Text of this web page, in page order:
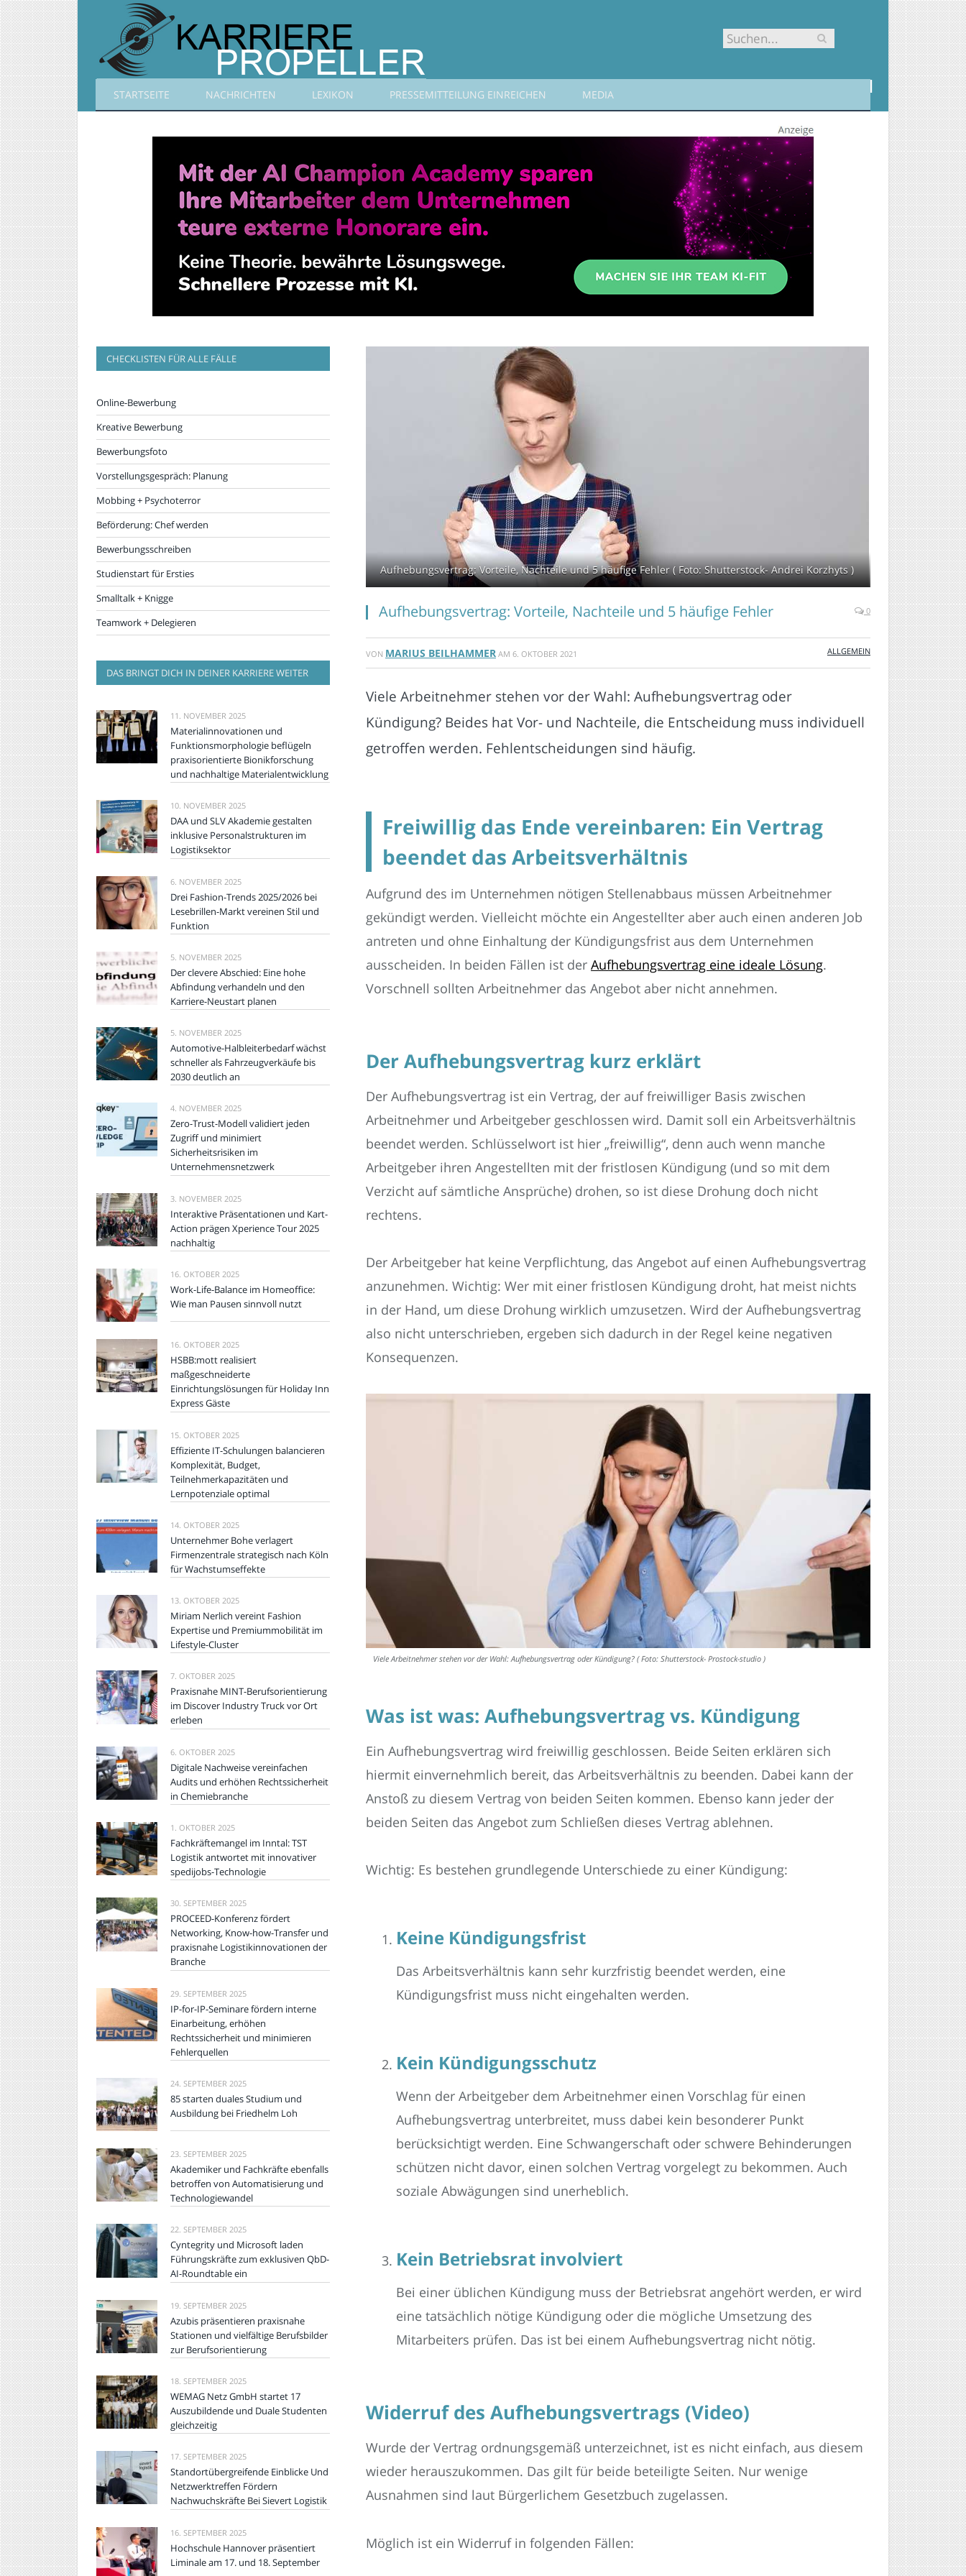
Karrierepropeller
STARTSEITE NACHRICHTEN LEXIKON PRESSEMITTEILUNG EINREICHEN MEDIA
Aufhebungsvertrag: Vorteile, Nachteile und 5 häufige Fehler ( Foto: Shutterstock- Andrei Korzhyts )
Aufhebungsvertrag: Vorteile, Nachteile und 5 häufige Fehler 0
VON MARIUS BEILHAMMER AM 6. OKTOBER 2021 ALLGEMEIN
Viele Arbeitnehmer stehen vor der Wahl: Aufhebungsvertrag oder
Kündigung? Beides hat Vor- und Nachteile, die Entscheidung muss individuell
getroffen werden. Fehlentscheidungen sind häufig.
Freiwillig das Ende vereinbaren: Ein Vertrag
beendet das Arbeitsverhältnis
Aufgrund des im Unternehmen nötigen Stellenabbaus müssen Arbeitnehmer
gekündigt werden. Vielleicht möchte ein Angestellter aber auch einen anderen Job
antreten und ohne Einhaltung der Kündigungsfrist aus dem Unternehmen
ausscheiden. In beiden Fällen ist der Aufhebungsvertrag eine ideale Lösung.
Vorschnell sollten Arbeitnehmer das Angebot aber nicht annehmen.
Der Aufhebungsvertrag kurz erklärt
Der Aufhebungsvertrag ist ein Vertrag, der auf freiwilliger Basis zwischen
Arbeitnehmer und Arbeitgeber geschlossen wird. Damit soll ein Arbeitsverhältnis
beendet werden. Schlüsselwort ist hier „freiwillig“, denn auch wenn manche
Arbeitgeber ihren Angestellten mit der fristlosen Kündigung (und so mit dem
Verzicht auf sämtliche Ansprüche) drohen, so ist diese Drohung doch nicht
rechtens.
Der Arbeitgeber hat keine Verpflichtung, das Angebot auf einen Aufhebungsvertrag
anzunehmen. Wichtig: Wer mit einer fristlosen Kündigung droht, hat meist nichts
in der Hand, um diese Drohung wirklich umzusetzen. Wird der Aufhebungsvertrag
also nicht unterschrieben, ergeben sich dadurch in der Regel keine negativen
Konsequenzen.
Viele Arbeitnehmer stehen vor der Wahl: Aufhebungsvertrag oder Kündigung? ( Foto: Shutterstock- Prostock-studio )
Was ist was: Aufhebungsvertrag vs. Kündigung
Ein Aufhebungsvertrag wird freiwillig geschlossen. Beide Seiten erklären sich
hiermit einvernehmlich bereit, das Arbeitsverhältnis zu beenden. Dabei kann der
Anstoß zu diesem Vertrag von beiden Seiten kommen. Ebenso kann jeder der
beiden Seiten das Angebot zum Schließen dieses Vertrag ablehnen.
Wichtig: Es bestehen grundlegende Unterschiede zu einer Kündigung:
Keine Kündigungsfrist
Das Arbeitsverhältnis kann sehr kurzfristig beendet werden, eine
Kündigungsfrist muss nicht eingehalten werden.
Kein Kündigungsschutz
Wenn der Arbeitgeber dem Arbeitnehmer einen Vorschlag für einen
Aufhebungsvertrag unterbreitet, muss dabei kein besonderer Punkt
berücksichtigt werden. Eine Schwangerschaft oder schwere Behinderungen
schützen nicht davor, einen solchen Vertrag vorgelegt zu bekommen. Auch
soziale Abwägungen sind unerheblich.
Kein Betriebsrat involviert
Bei einer üblichen Kündigung muss der Betriebsrat angehört werden, er wird
eine tatsächlich nötige Kündigung oder die mögliche Umsetzung des
Mitarbeiters prüfen. Das ist bei einem Aufhebungsvertrag nicht nötig.
Widerruf des Aufhebungsvertrags (Video)
Wurde der Vertrag ordnungsgemäß unterzeichnet, ist es nicht einfach, aus diesem
wieder herauszukommen. Das gilt für beide beteiligte Seiten. Nur wenige
Ausnahmen sind laut Bürgerlichem Gesetzbuch zugelassen.
Möglich ist ein Widerruf in folgenden Fällen:
CHECKLISTEN FÜR ALLE FÄLLE
Online-Bewerbung
Kreative Bewerbung
Bewerbungsfoto
Vorstellungsgespräch: Planung
Mobbing + Psychoterror
Beförderung: Chef werden
Bewerbungsschreiben
Studienstart für Ersties
Smalltalk + Knigge
Teamwork + Delegieren
DAS BRINGT DICH IN DEINER KARRIERE WEITER
11. NOVEMBER 2025
Materialinnovationen und
Funktionsmorphologie beflügeln
praxisorientierte Bionikforschung
und nachhaltige Materialentwicklung
10. NOVEMBER 2025
DAA und SLV Akademie gestalten
inklusive Personalstrukturen im
Logistiksektor
6. NOVEMBER 2025
Drei Fashion-Trends 2025/2026 bei
Lesebrillen-Markt vereinen Stil und
Funktion
5. NOVEMBER 2025
Der clevere Abschied: Eine hohe
Abfindung verhandeln und den
Karriere-Neustart planen
5. NOVEMBER 2025
Automotive-Halbleiterbedarf wächst
schneller als Fahrzeugverkäufe bis
2030 deutlich an
4. NOVEMBER 2025
Zero-Trust-Modell validiert jeden
Zugriff und minimiert
Sicherheitsrisiken im
Unternehmensnetzwerk
3. NOVEMBER 2025
Interaktive Präsentationen und Kart-
Action prägen Xperience Tour 2025
nachhaltig
16. OKTOBER 2025
Work-Life-Balance im Homeoffice:
Wie man Pausen sinnvoll nutzt
16. OKTOBER 2025
HSBB:mott realisiert
maßgeschneiderte
Einrichtungslösungen für Holiday Inn
Express Gäste
15. OKTOBER 2025
Effiziente IT-Schulungen balancieren
Komplexität, Budget,
Teilnehmerkapazitäten und
Lernpotenziale optimal
14. OKTOBER 2025
Unternehmer Bohe verlagert
Firmenzentrale strategisch nach Köln
für Wachstumseffekte
13. OKTOBER 2025
Miriam Nerlich vereint Fashion
Expertise und Premiummobilität im
Lifestyle-Cluster
7. OKTOBER 2025
Praxisnahe MINT-Berufsorientierung
im Discover Industry Truck vor Ort
erleben
6. OKTOBER 2025
Digitale Nachweise vereinfachen
Audits und erhöhen Rechtssicherheit
in Chemiebranche
1. OKTOBER 2025
Fachkräftemangel im Inntal: TST
Logistik antwortet mit innovativer
spedijobs-Technologie
30. SEPTEMBER 2025
PROCEED-Konferenz fördert
Networking, Know-how-Transfer und
praxisnahe Logistikinnovationen der
Branche
29. SEPTEMBER 2025
IP-for-IP-Seminare fördern interne
Einarbeitung, erhöhen
Rechtssicherheit und minimieren
Fehlerquellen
24. SEPTEMBER 2025
85 starten duales Studium und
Ausbildung bei Friedhelm Loh
23. SEPTEMBER 2025
Akademiker und Fachkräfte ebenfalls
betroffen von Automatisierung und
Technologiewandel
22. SEPTEMBER 2025
Cyntegrity und Microsoft laden
Führungskräfte zum exklusiven QbD-
AI-Roundtable ein
19. SEPTEMBER 2025
Azubis präsentieren praxisnahe
Stationen und vielfältige Berufsbilder
zur Berufsorientierung
18. SEPTEMBER 2025
WEMAG Netz GmbH startet 17
Auszubildende und Duale Studenten
gleichzeitig
17. SEPTEMBER 2025
Standortübergreifende Einblicke Und
Netzwerktreffen Fördern
Nachwuchskräfte Bei Sievert Logistik
16. SEPTEMBER 2025
Hochschule Hannover präsentiert
Liminale am 17. und 18. September